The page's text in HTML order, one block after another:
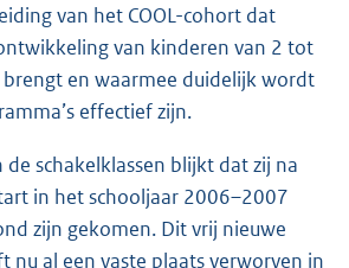
van het COOL-cohort dat
van kinderen van 2 tot
en waarmee duidelijk wordt
effectief zijn.
de schakelklassen blijkt dat zij na
in het schooljaar 2006–2007
zijn gekomen. Dit vrij nieuwe
nu al een vaste plaats verworven in